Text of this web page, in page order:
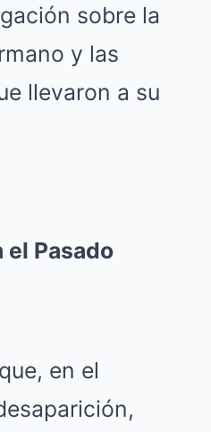
sobre la
y las
llevaron a su
el Pasado
en el